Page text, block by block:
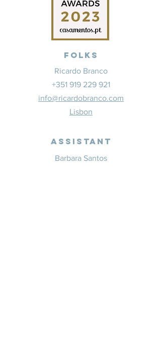
Folks
Ricardo Branco
+351 919 229 921
info@ricardobranco.com
Lisbon
Assistant
Barbara Santos